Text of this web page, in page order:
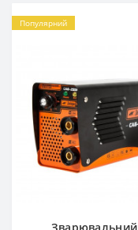
Популярний
Зварювальний